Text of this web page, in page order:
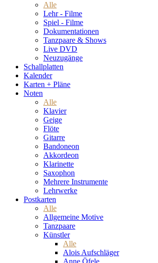
Alle
Lehr - Filme
Spiel - Filme
Dokumentationen
Tanzpaare & Shows
Live DVD
Neuzugänge
Schallplatten
Kalender
Karten + Pläne
Noten
Alle
Klavier
Geige
Flöte
Gitarre
Bandoneon
Akkordeon
Klarinette
Saxophon
Mehrere Instrumente
Lehrwerke
Postkarten
Alle
Allgemeine Motive
Tanzpaare
Künstler
Alle
Alois Aufschläger
Anne Öfele